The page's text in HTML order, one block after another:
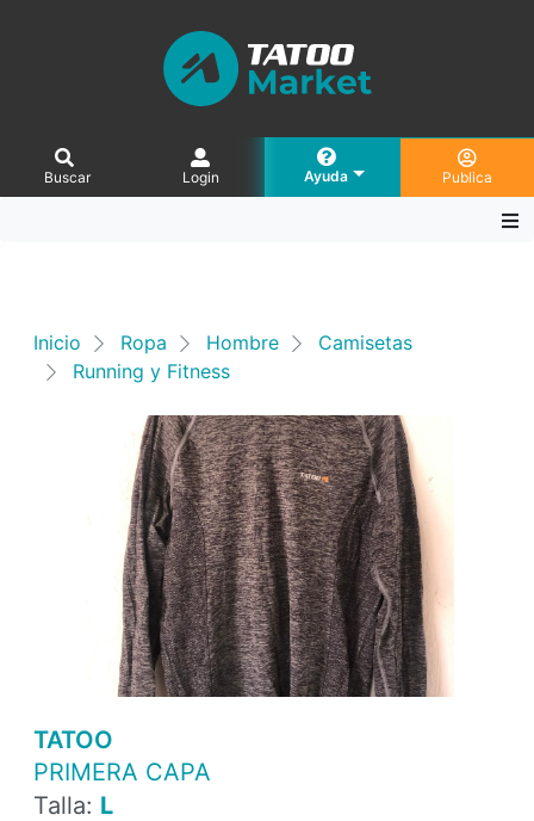
Buscar Login Ayuda Publica
Inicio Ropa Hombre
Camisetas
Running y Fitness
TATOO
PRIMERA CAPA
Talla: L